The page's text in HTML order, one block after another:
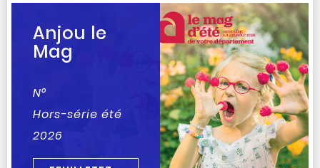
Anjou le
Mag
N°
Hors-série été
2026